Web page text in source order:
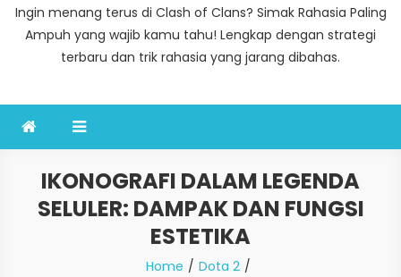
Ingin menang terus di Clash of Clans? Simak Rahasia Paling
Ampuh yang wajib kamu tahu! Lengkap dengan strategi
terbaru dan trik rahasia yang jarang dibahas.
IKONOGRAFI DALAM LEGENDA
SELULER: DAMPAK DAN FUNGSI
ESTETIKA
Home
Dota 2